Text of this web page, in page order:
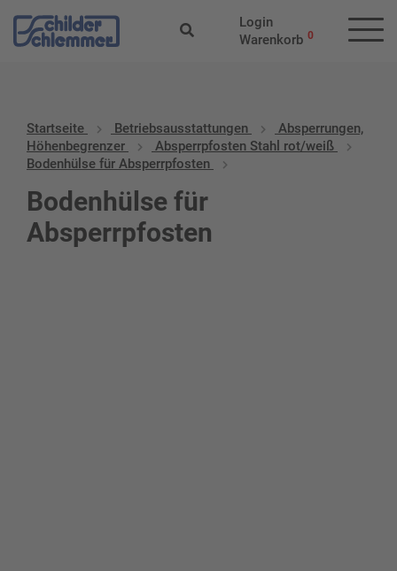
Login
Warenkorb 0
Startseite Betriebs­aus­stattungen
Absperrungen,
Höhenbegrenzer
Absperrpfosten Stahl rot/weiß
Bodenhülse für Absperrpfosten
Bodenhülse für
Absperrpfosten